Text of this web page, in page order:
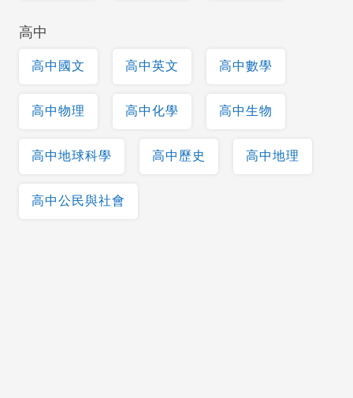
高中
高中國文 高中英文 高中數學
高中物理 高中化學 高中生物
高中地球科學 高中歷史 高中地理
高中公民與社會